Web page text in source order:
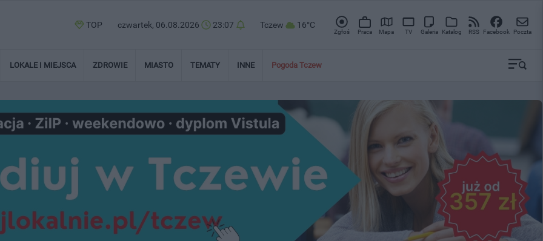
TOP czwartek, 06.08.2026 23:07 Tczew 16°C
Zgłoś Praca Mapa TV Galeria Katalog RSS Facebook Poczta
LOKALE I MIEJSCA ZDROWIE MIASTO TEMATY INNE Pogoda Tczew